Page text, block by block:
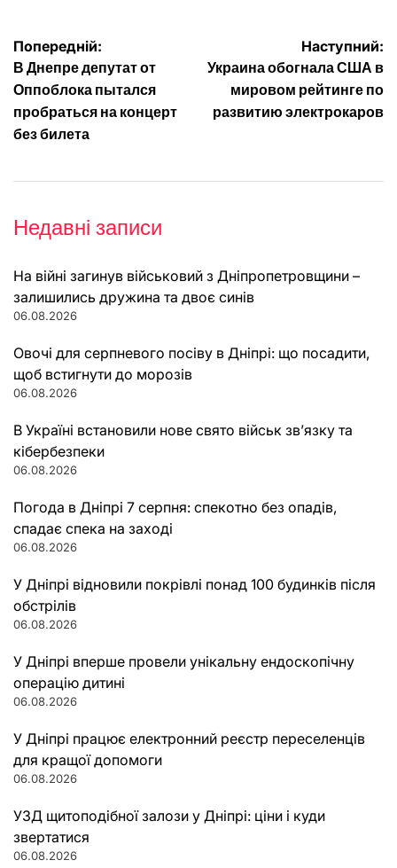
Навігація
записів
Попередній:
В Днепре депутат от
Оппоблока пытался
пробраться на концерт
без билета
Наступний:
Украина обогнала США в
мировом рейтинге по
развитию электрокаров
Недавні записи
На війні загинув військовий з Дніпропетровщини –
залишились дружина та двоє синів
06.08.2026
Овочі для серпневого посіву в Дніпрі: що посадити,
щоб встигнути до морозів
06.08.2026
В Україні встановили нове свято військ зв’язку та
кібербезпеки
06.08.2026
Погода в Дніпрі 7 серпня: спекотно без опадів,
спадає спека на заході
06.08.2026
У Дніпрі відновили покрівлі понад 100 будинків після
обстрілів
06.08.2026
У Дніпрі вперше провели унікальну ендоскопічну
операцію дитині
06.08.2026
У Дніпрі працює електронний реєстр переселенців
для кращої допомоги
06.08.2026
УЗД щитоподібної залози у Дніпрі: ціни і куди
звертатися
06.08.2026